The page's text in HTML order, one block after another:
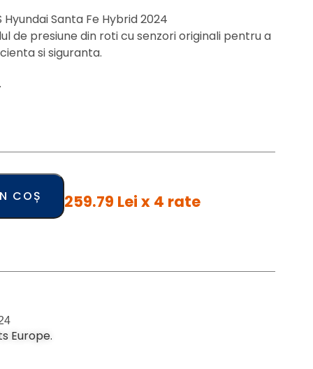
Hyundai Santa Fe Hybrid 2024
de presiune din roti cu senzori originali pentru a
si siguranta.
COȘ 259.79 Lei x 4 rate
Europe.